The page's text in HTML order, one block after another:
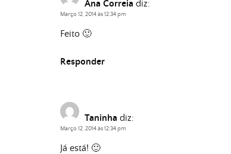
Ana Correia diz:
Março 12, 2014 às 12:34 pm
Feito 🙂
Responder
Taninha diz:
Março 12, 2014 às 12:34 pm
Já está! 🙂